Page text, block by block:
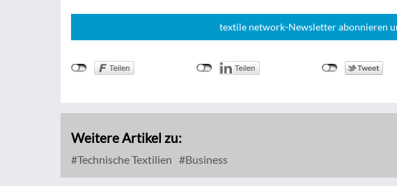
textile network-Newsletter abonnieren
Weitere Artikel zu:
Technische Textilien Business